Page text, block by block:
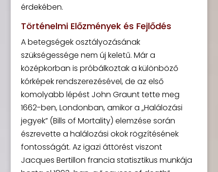
érdekében.
Történelmi Előzmények és Fejlődés
A betegségek osztályozásának
szükségessége nem új keletű. Már a
középkorban is próbálkoztak a különböző
kórképek rendszerezésével, de az első
komolyabb lépést John Graunt tette meg
1662-ben, Londonban, amikor a „Halálozási
jegyek” (Bills of Mortality) elemzése során
észrevette a halálozási okok rögzítésének
fontosságát. Az igazi áttörést viszont
Jacques Bertillon francia statisztikus munkája